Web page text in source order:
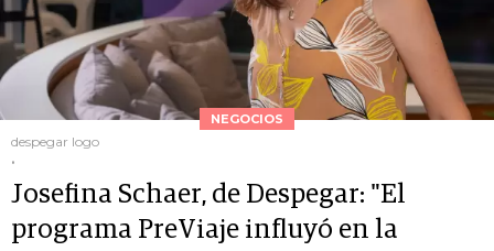
NEGOCIOS
despegar logo
.
Josefina Schaer, de Despegar: "El
programa PreViaje influyó en la